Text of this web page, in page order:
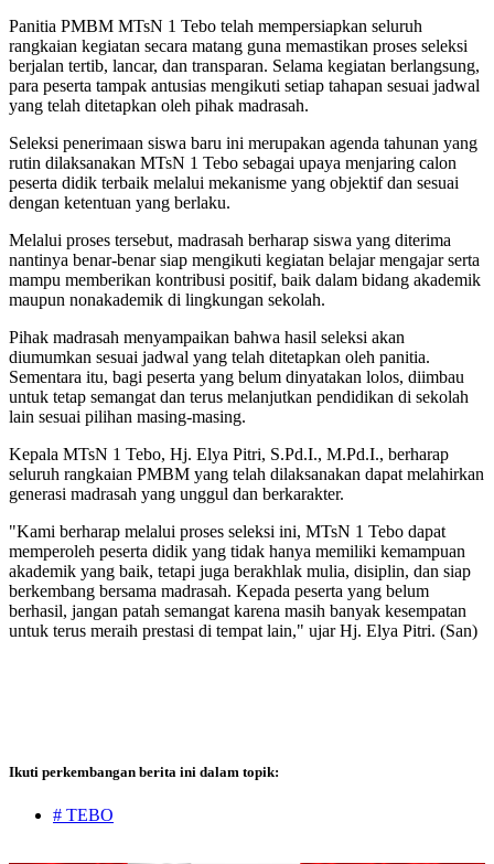
Panitia PMBM MTsN 1 Tebo telah mempersiapkan seluruh
rangkaian kegiatan secara matang guna memastikan proses seleksi
berjalan tertib, lancar, dan transparan. Selama kegiatan berlangsung,
para peserta tampak antusias mengikuti setiap tahapan sesuai jadwal
yang telah ditetapkan oleh pihak madrasah.
Seleksi penerimaan siswa baru ini merupakan agenda tahunan yang
rutin dilaksanakan MTsN 1 Tebo sebagai upaya menjaring calon
peserta didik terbaik melalui mekanisme yang objektif dan sesuai
dengan ketentuan yang berlaku.
Melalui proses tersebut, madrasah berharap siswa yang diterima
nantinya benar-benar siap mengikuti kegiatan belajar mengajar serta
mampu memberikan kontribusi positif, baik dalam bidang akademik
maupun nonakademik di lingkungan sekolah.
Pihak madrasah menyampaikan bahwa hasil seleksi akan
diumumkan sesuai jadwal yang telah ditetapkan oleh panitia.
Sementara itu, bagi peserta yang belum dinyatakan lolos, diimbau
untuk tetap semangat dan terus melanjutkan pendidikan di sekolah
lain sesuai pilihan masing-masing.
Kepala MTsN 1 Tebo, Hj. Elya Pitri, S.Pd.I., M.Pd.I., berharap
seluruh rangkaian PMBM yang telah dilaksanakan dapat melahirkan
generasi madrasah yang unggul dan berkarakter.
"Kami berharap melalui proses seleksi ini, MTsN 1 Tebo dapat
memperoleh peserta didik yang tidak hanya memiliki kemampuan
akademik yang baik, tetapi juga berakhlak mulia, disiplin, dan siap
berkembang bersama madrasah. Kepada peserta yang belum
berhasil, jangan patah semangat karena masih banyak kesempatan
untuk terus meraih prestasi di tempat lain," ujar Hj. Elya Pitri. (San)
Ikuti perkembangan berita ini dalam topik:
# TEBO